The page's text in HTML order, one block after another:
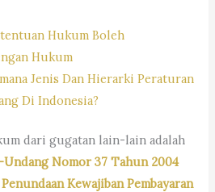
Hukum Boleh
Hukum
Jenis Dan Hierarki Peraturan
Di Indonesia?
dari gugatan lain-lain adalah
Nomor 37 Tahun 2004
Kewajiban Pembayaran